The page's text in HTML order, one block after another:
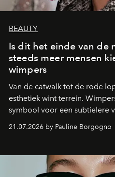
BEAUTY
Is dit het einde van de
steeds meer mensen
wimpers
Van de catwalk tot de rode
esthetiek wint terrein.
symbool voor een subtielere
waarin zelfvertrouwen
aan make-up.
21.07.2026 by Pauline Borgogno